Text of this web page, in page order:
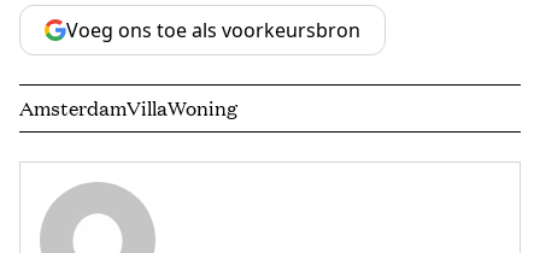
Voeg ons toe als voorkeursbron
AmsterdamVillaWoning